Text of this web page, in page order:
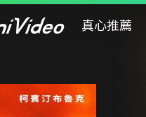
真心推薦